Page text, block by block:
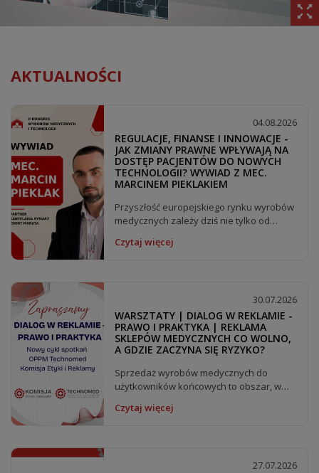
AKTUALNOŚCI
04.08.2026
REGULACJE, FINANSE I INNOWACJE -
JAK ZMIANY PRAWNE WPŁYWAJĄ NA
DOSTĘP PACJENTÓW DO NOWYCH
TECHNOLOGII? WYWIAD Z MEC.
MARCINEM PIEKLAKIEM
Przyszłość europejskiego rynku wyrobów
medycznych zależy dziś nie tylko od
i IVDR, ale również...
Czytaj więcej
30.07.2026
WARSZTATY | DIALOG W REKLAMIE -
PRAWO I PRAKTYKA | REKLAMA
SKLEPÓW MEDYCZNYCH CO WOLNO,
A GDZIE ZACZYNA SIĘ RYZYKO?
Sprzedaż wyrobów medycznych do
użytkowników końcowych to obszar, w
wymaga szczególnej...
Czytaj więcej
27.07.2026